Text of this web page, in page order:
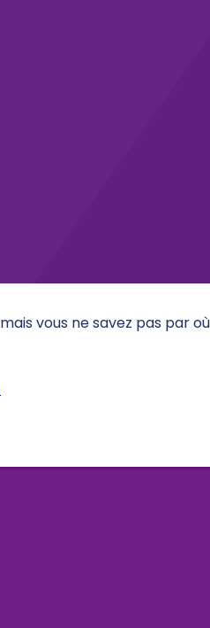
vous ne savez pas par